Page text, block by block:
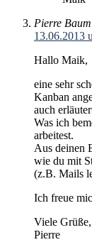
Pierre Baum
13.06.2013
Hallo Maik,
eine sehr
Kanban
auch
Was ich
arbeitest.
Aus deinen
wie du mit
(z.B. Mails
Ich freue
Viele Grüße,
Pierre